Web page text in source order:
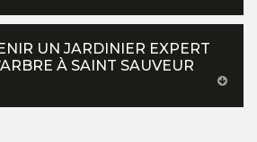
UN JARDINIER EXPERT
À SAINT SAUVEUR